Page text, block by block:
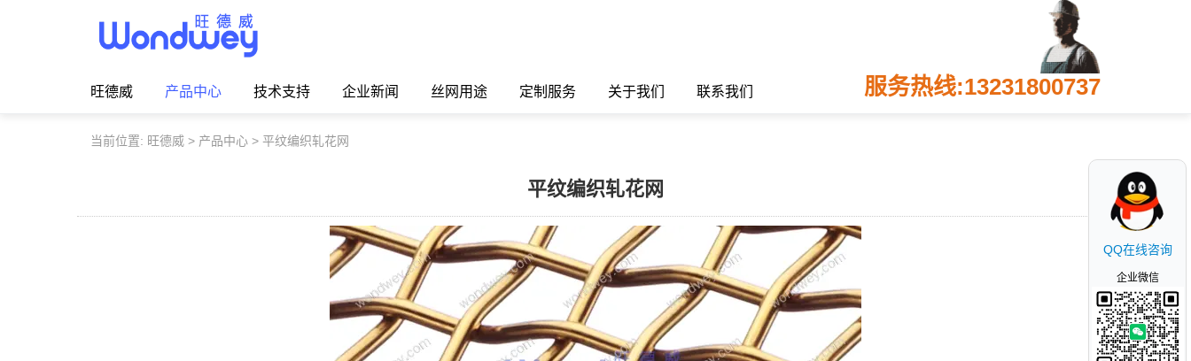
旺德威 产品中心 技术支持 企业新闻 丝网用途 定制服务 关于我们 联系我们 服务热线:13231800737
当前位置: 旺德威 > 产品中心 > 平纹编织轧花网
平纹编织轧花网
QQ在线咨询
企业微信